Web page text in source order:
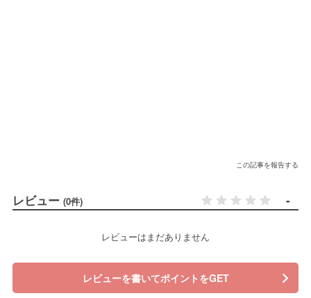
この記事を報告する
レビュー (0件) -
レビューはまだありません
レビューを書いてポイントをGET